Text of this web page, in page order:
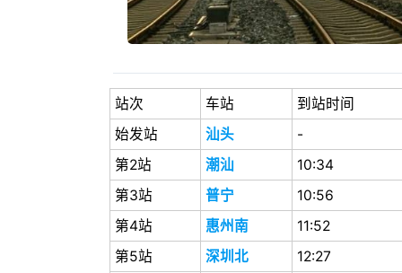
站次 车站 到站时间
始发站
汕头 -
第2站
潮汕 10:34
第3站
普宁 10:56
第4站
惠州南 11:52
第5站
深圳北 12:27